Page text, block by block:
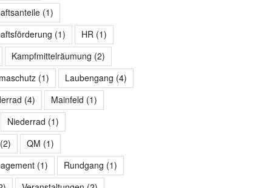
(1)
(1) HR(1)
Kampfmittelräumung (2)
(1) Laubengang (4)
(4) Mainfeld (1)
Niederrad (1)
QM (1)
(1) Rundgang (1)